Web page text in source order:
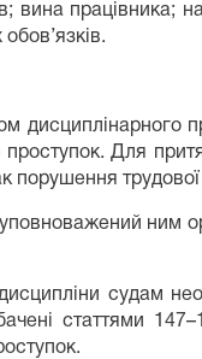
вина працівника;
дисциплінарного
Для
порушення
ним
судам
статтями